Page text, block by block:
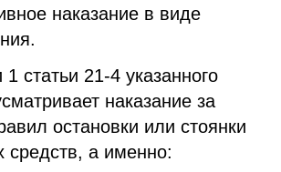
наказание в виде
1 статьи 21-4 указанного
наказание за
остановки или стоянки
средств, а именно: